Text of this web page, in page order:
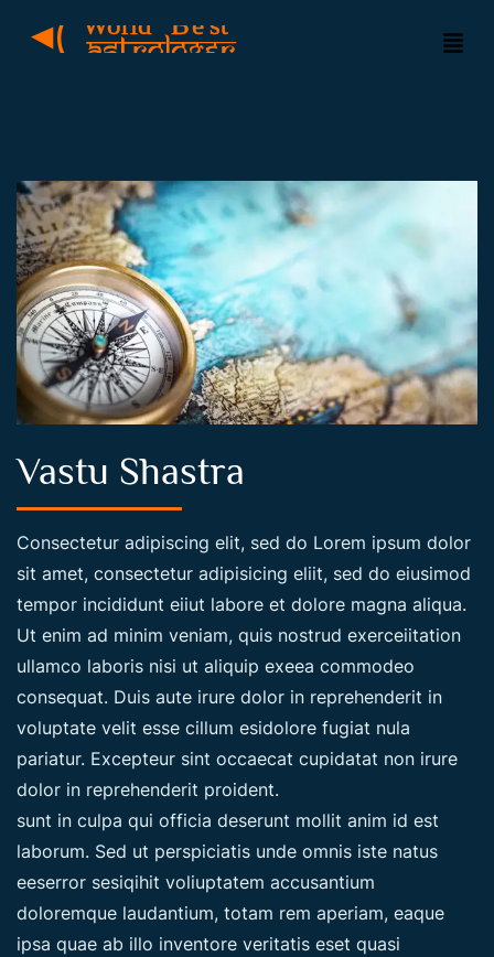
Vastu Shastra
Consectetur adipiscing elit, sed do Lorem ipsum dolor
sit amet, consectetur adipisicing eliit, sed do eiusimod
tempor incididunt eiiut labore et dolore magna aliqua.
Ut enim ad minim veniam, quis nostrud exerceiitation
ullamco laboris nisi ut aliquip exeea commodeo
consequat. Duis aute irure dolor in reprehenderit in
voluptate velit esse cillum esidolore fugiat nula
pariatur. Excepteur sint occaecat cupidatat non irure
dolor in reprehenderit proident.
sunt in culpa qui officia deserunt mollit anim id est
laborum. Sed ut perspiciatis unde omnis iste natus
eeserror sesiqihit voliuptatem accusantium
doloremque laudantium, totam rem aperiam, eaque
ipsa quae ab illo inventore veritatis eset quasi